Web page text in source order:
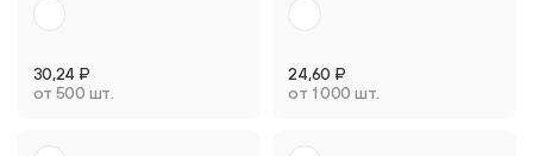
30,24 ₽
от 500 шт.
24,60 ₽
от 1 000 шт.